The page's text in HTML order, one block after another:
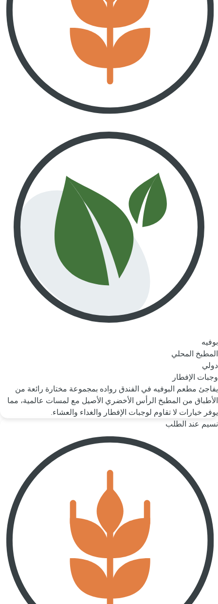
بوفيه
المطبخ المحلي
دولي
وجبات الإفطار
يفاجئ مطعم البوفيه في الفندق رواده بمجموعة مختارة رائعة من
الأطباق من المطبخ الرأس الأخضري الأصيل مع لمسات عالمية، مما
يوفر خيارات لا تقاوم لوجبات الإفطار والغداء والعشاء.
نسيم عند الطلب